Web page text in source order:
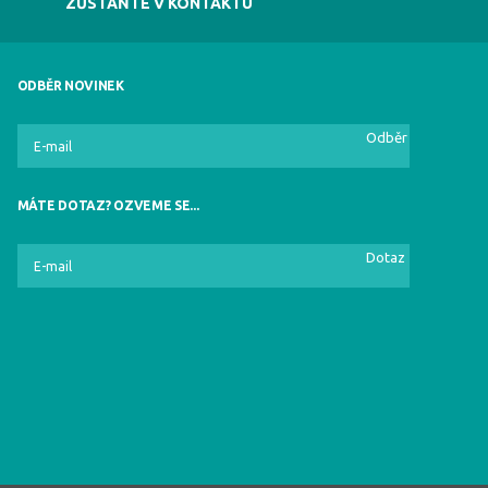
ODBĚR NOVINEK
Odběr
MÁTE DOTAZ? OZVEME SE...
Dotaz